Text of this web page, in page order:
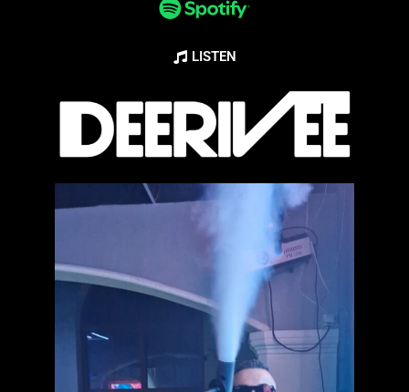
LISTEN